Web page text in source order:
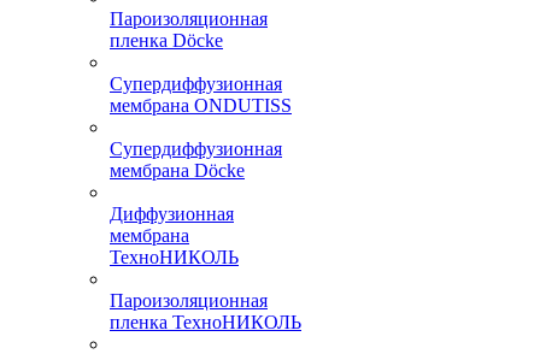
Пароизоляционная
пленка Döcke
Супердиффузионная
мембрана ONDUTISS
Супердиффузионная
мембрана Döcke
Диффузионная
мембрана
ТехноНИКОЛЬ
Пароизоляционная
пленка ТехноНИКОЛЬ